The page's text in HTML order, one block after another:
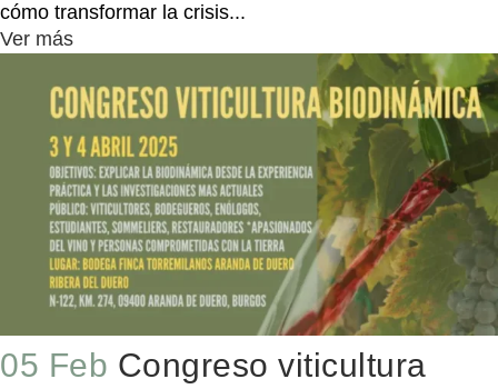
cómo transformar la crisis...
Ver más
05 Feb Congreso viticultura